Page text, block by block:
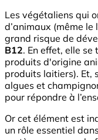
Les végétaliens qui
d’animaux (même
grand risque de
B12. En effet, elle
produits d'origine
produits laitiers). Et,
algues et
pour répondre à
Or cet élément est
un rôle essentiel